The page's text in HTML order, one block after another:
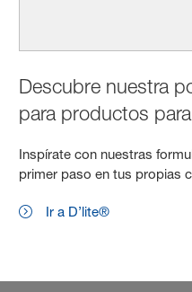
Descubre nuestra
para productos
Inspírate con nuestras
primer paso en tus propias
Ir a D’lite®